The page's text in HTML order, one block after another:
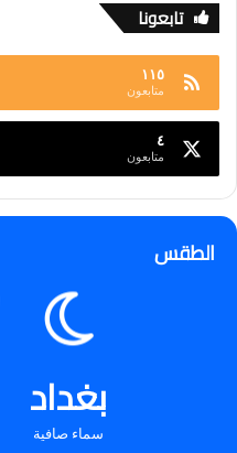
تابعونا
١١٥
متابعون
٤
متابعون
الطقس
بغداد
سماء صافية